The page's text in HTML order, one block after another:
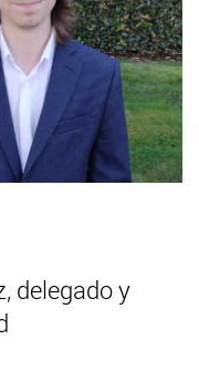
delegado y